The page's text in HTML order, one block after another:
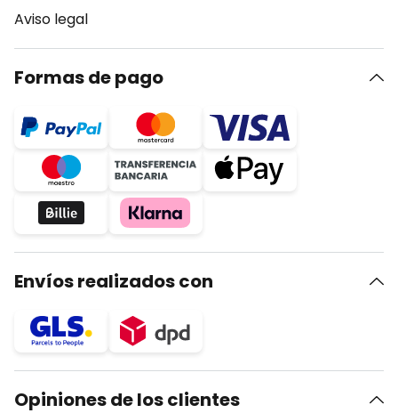
Aviso legal
Formas de pago
Envíos realizados con
Opiniones de los clientes